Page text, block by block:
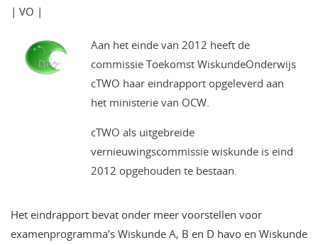
| VO |
Aan het einde van 2012 heeft de
commissie Toekomst WiskundeOnderwijs
cTWO haar eindrapport opgeleverd aan
het ministerie van OCW.
cTWO als uitgebreide
vernieuwingscommissie wiskunde is eind
2012 opgehouden te bestaan.
Het eindrapport bevat onder meer voorstellen voor
examenprogramma’s Wiskunde A, B en D havo en Wiskunde